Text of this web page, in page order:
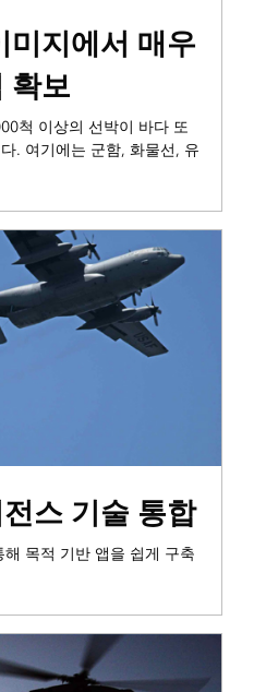
미지에서 매우
확보
척 이상의 선박이 바다 또
. 여기에는 군함, 화물선, 유
스 기술 통합
목적 기반 앱을 쉽게 구축